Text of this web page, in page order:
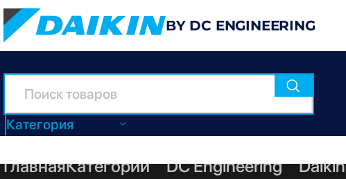
BY DC ENGINEERING
Категория
ГлавнаяКатегории DC Engineering Daikin